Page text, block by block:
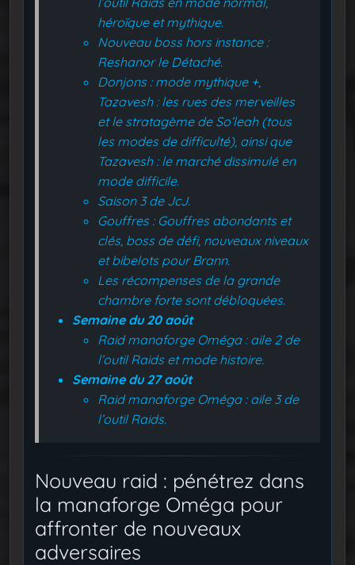
héroïque et mythique.
Nouveau boss hors instance :
Reshanor le Détaché.
Donjons : mode mythique +,
Tazavesh : les rues des merveilles
et le stratagème de So’leah (tous
les modes de difficulté), ainsi que
Tazavesh : le marché dissimulé en
mode difficile.
Saison 3 de JcJ.
Gouffres : Gouffres abondants et
clés, boss de défi, nouveaux niveaux
et bibelots pour Brann.
Les récompenses de la grande
chambre forte sont débloquées.
Semaine du 20 août
Raid manaforge Oméga : aile 2 de
l’outil Raids et mode histoire.
Semaine du 27 août
Raid manaforge Oméga : aile 3 de
l’outil Raids.
Nouveau raid : pénétrez dans
la manaforge Oméga pour
affronter de nouveaux
adversaires